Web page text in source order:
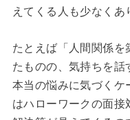
えてくる人も少なくあ
たとえば「人間関係を
たものの、気持ちを話
本当の悩みに気づくケ
はハローワークの面接